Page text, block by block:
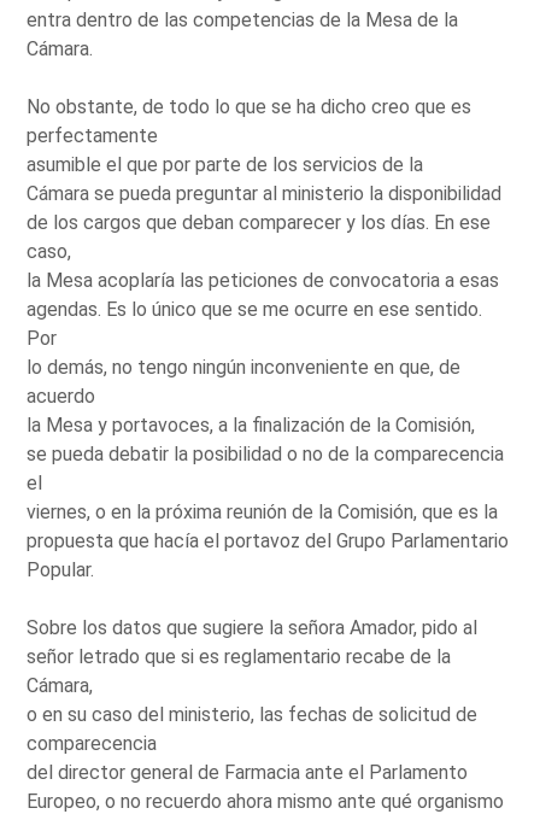
entra dentro de las competencias de la Mesa de la
Cámara.
No obstante, de todo lo que se ha dicho creo que es
perfectamente
asumible el que por parte de los servicios de la
Cámara se pueda preguntar al ministerio la disponibilidad
de los cargos que deban comparecer y los días. En ese
caso,
la Mesa acoplaría las peticiones de convocatoria a esas
agendas. Es lo único que se me ocurre en ese sentido.
Por
lo demás, no tengo ningún inconveniente en que, de
acuerdo
la Mesa y portavoces, a la finalización de la Comisión,
se pueda debatir la posibilidad o no de la comparecencia
el
viernes, o en la próxima reunión de la Comisión, que es la
propuesta que hacía el portavoz del Grupo Parlamentario
Popular.
Sobre los datos que sugiere la señora Amador, pido al
señor letrado que si es reglamentario recabe de la
Cámara,
o en su caso del ministerio, las fechas de solicitud de
comparecencia
del director general de Farmacia ante el Parlamento
Europeo, o no recuerdo ahora mismo ante qué organismo